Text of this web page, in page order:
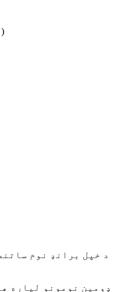
بخښنه غواړو، خو تاسو یو ناسم ډومین نوم داخل کړی دی. مهرباني وکړئ یو باوري ډومین نوم داخل کړئ (یوازې az، AZ، ​​0-9، او یو هایفن (-) ولري)
د خپل برانډ نوم